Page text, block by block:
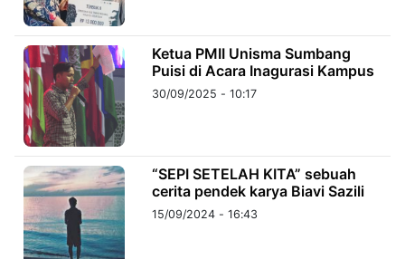
PT.
Kabarbaru
Media
Holding
Ketua PMII Unisma Sumbang
Puisi di Acara Inagurasi Kampus
30/09/2025 - 10:17
“SEPI SETELAH KITA” sebuah
cerita pendek karya Biavi Sazili
15/09/2024 - 16:43